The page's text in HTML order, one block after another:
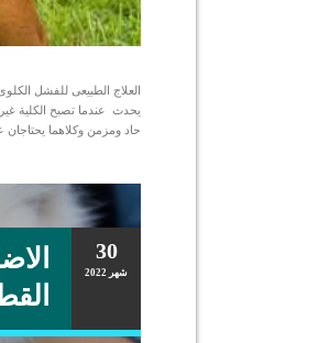
العلاج الطبيعى للفشل
حاد ومزمن وكلاهما
30
شهر 2022